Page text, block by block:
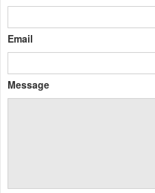
Email
Message